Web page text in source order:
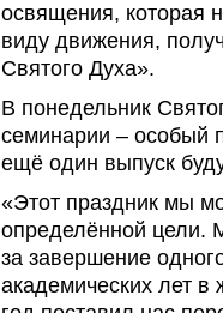
освящения, которая
виду движения,
Святого Духа».
В понедельник
семинарии – особый
ещё один выпуск
«Этот праздник мы
определённой цели.
за завершение
академических лет